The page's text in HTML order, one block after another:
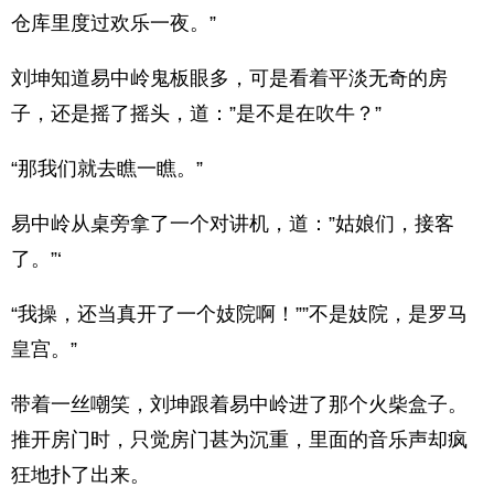
仓库里度过欢乐一夜。”
刘坤知道易中岭鬼板眼多，可是看着平淡无奇的房
子，还是摇了摇头，道：”是不是在吹牛？”
“那我们就去瞧一瞧。”
易中岭从桌旁拿了一个对讲机，道：”姑娘们，接客
了。”‘
“我操，还当真开了一个妓院啊！””不是妓院，是罗马
皇宫。”
带着一丝嘲笑，刘坤跟着易中岭进了那个火柴盒子。
推开房门时，只觉房门甚为沉重，里面的音乐声却疯
狂地扑了出来。